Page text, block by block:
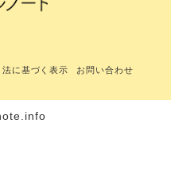
に基づく表示 お問い合わせ